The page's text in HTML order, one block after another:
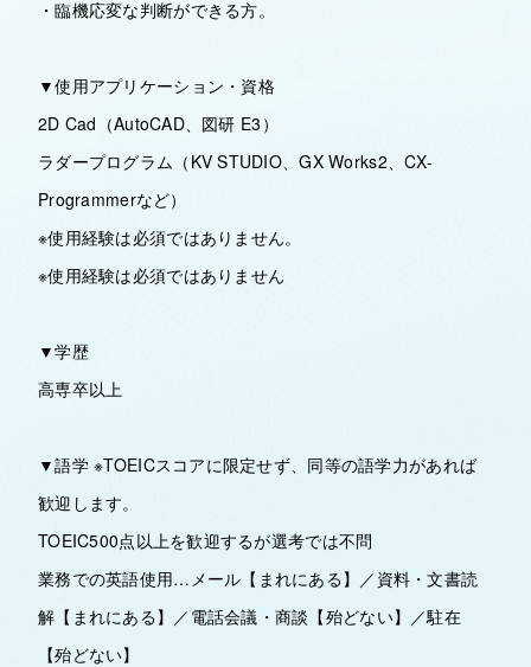
・臨機応変な判断ができる方。
▼使用アプリケーション・資格
2D Cad（AutoCAD、図研 E3）
ラダープログラム（KV STUDIO、GX Works2、CX-
Programmerなど）
※使用経験は必須ではありません。
※使用経験は必須ではありません
▼学歴
高専卒以上
▼語学 ※TOEICスコアに限定せず、同等の語学力があれば
歓迎します。
TOEIC500点以上を歓迎するが選考では不問
業務での英語使用…メール【まれにある】／資料・文書読
解【まれにある】／電話会議・商談【殆どない】／駐在
【殆どない】